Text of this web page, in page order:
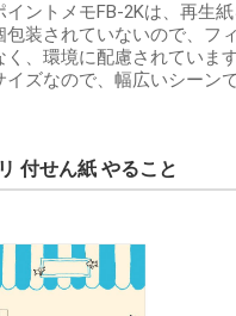
イントメモFB-2Kは、再生
包装されていないので、フ
く、環境に配慮されていま
イズなので、幅広いシーン
付せん紙 やること